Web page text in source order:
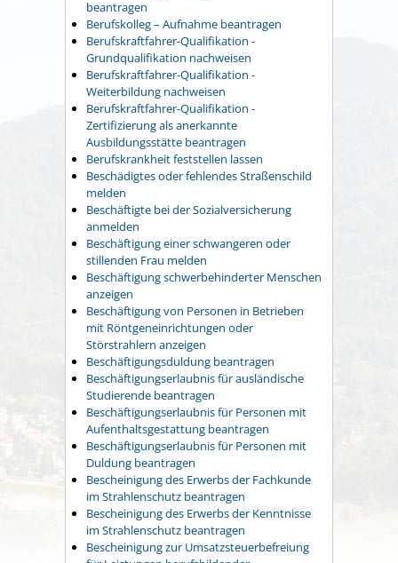
beantragen
Berufskolleg – Aufnahme beantragen
Berufskraftfahrer-Qualifikation -
Grundqualifikation nachweisen
Berufskraftfahrer-Qualifikation -
Weiterbildung nachweisen
Berufskraftfahrer-Qualifikation -
Zertifizierung als anerkannte
Ausbildungsstätte beantragen
Berufskrankheit feststellen lassen
Beschädigtes oder fehlendes Straßenschild
melden
Beschäftigte bei der Sozialversicherung
anmelden
Beschäftigung einer schwangeren oder
stillenden Frau melden
Beschäftigung schwerbehinderter Menschen
anzeigen
Beschäftigung von Personen in Betrieben
mit Röntgeneinrichtungen oder
Störstrahlern anzeigen
Beschäftigungsduldung beantragen
Beschäftigungserlaubnis für ausländische
Studierende beantragen
Beschäftigungserlaubnis für Personen mit
Aufenthaltsgestattung beantragen
Beschäftigungserlaubnis für Personen mit
Duldung beantragen
Bescheinigung des Erwerbs der Fachkunde
im Strahlenschutz beantragen
Bescheinigung des Erwerbs der Kenntnisse
im Strahlenschutz beantragen
Bescheinigung zur Umsatzsteuerbefreiung